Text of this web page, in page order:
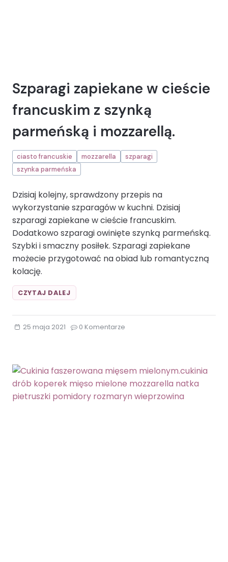
Szparagi zapiekane w cieście
francuskim z szynką
parmeńską i mozzarellą.
ciasto francuskie mozzarella
szparagi
szynka parmeńska
Dzisiaj kolejny, sprawdzony przepis na
wykorzystanie szparagów w kuchni. Dzisiaj
szparagi zapiekane w cieście francuskim.
Dodatkowo szparagi owinięte szynką parmeńską.
Szybki i smaczny posiłek. Szparagi zapiekane
możecie przygotować na obiad lub romantyczną
kolację.
CZYTAJ DALEJSZPARAGI
ZAPIEKANE
FRANCUSKIM
I
MOZZARELLĄ.CIASTO
FRANCUSKIE
MOZZARELLA
25 maja 2021 0 Komentarze